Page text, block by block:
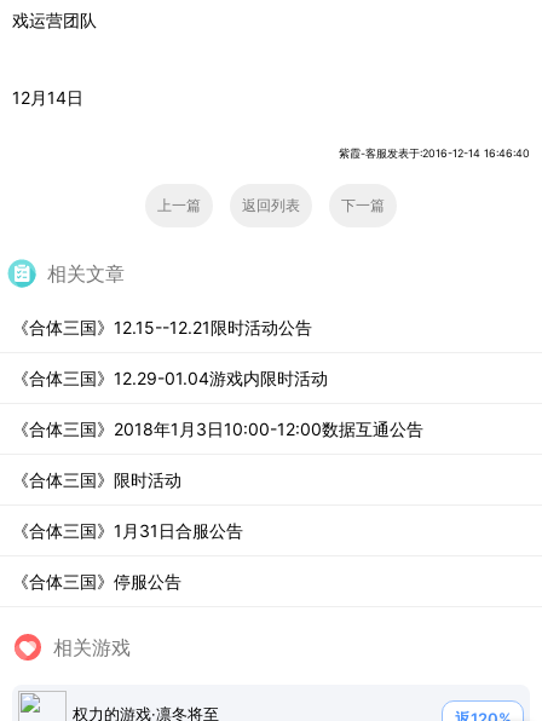
戏运营团队
12月14日
紫霞-客服发表于:2016-12-14 16:46:40
上一篇 返回列表 下一篇
相关文章
《合体三国》12.15--12.21限时活动公告
《合体三国》12.29-01.04游戏内限时活动
《合体三国》2018年1月3日10:00-12:00数据互通公告
《合体三国》限时活动
《合体三国》1月31日合服公告
《合体三国》停服公告
相关游戏
权力的游戏·凛冬将至